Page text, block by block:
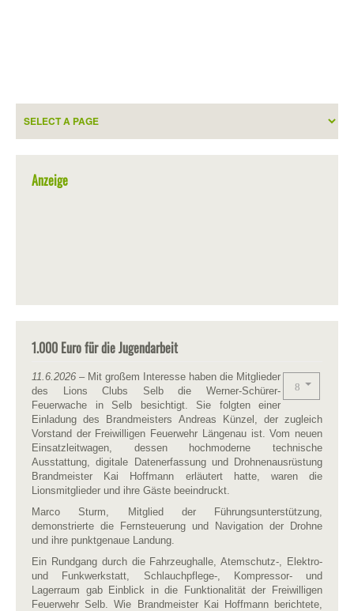
Anzeige
1.000 Euro für die Jugendarbeit
11.6.2026 – Mit großem Interesse haben die Mitglieder
des Lions Clubs Selb die Werner-Schürer-
Feuerwache in Selb besichtigt. Sie folgten einer
Einladung des Brandmeisters Andreas Künzel, der zugleich
Vorstand der Freiwilligen Feuerwehr Längenau ist. Vom neuen
Einsatzleitwagen, dessen hochmoderne technische
Ausstattung, digitale Datenerfassung und Drohnenausrüstung
Brandmeister Kai Hoffmann erläutert hatte, waren die
Lionsmitglieder und ihre Gäste beeindruckt.
Marco Sturm, Mitglied der Führungsunterstützung,
demonstrierte die Fernsteuerung und Navigation der Drohne
und ihre punktgenaue Landung.
Ein Rundgang durch die Fahrzeughalle, Atemschutz-, Elektro-
und Funkwerkstatt, Schlauchpflege-, Kompressor- und
Lagerraum gab Einblick in die Funktionalität der Freiwilligen
Feuerwehr Selb. Wie Brandmeister Kai Hoffmann berichtete,